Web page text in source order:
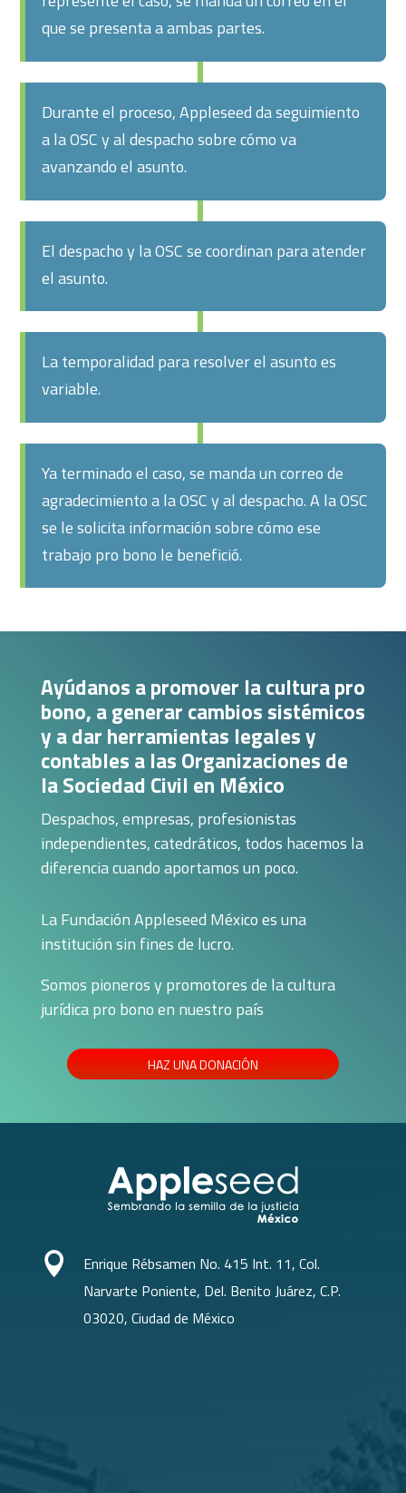
que se presenta a ambas partes.
Durante el proceso, Appleseed da seguimiento
a la OSC y al despacho sobre cómo va
avanzando el asunto.
El despacho y la OSC se coordinan para atender
el asunto.
La temporalidad para resolver el asunto es
variable.
Ya terminado el caso, se manda un correo de
agradecimiento a la OSC y al despacho. A la OSC
se le solicita información sobre cómo ese
trabajo pro bono le benefició.
Ayúdanos a promover la cultura pro
bono, a generar cambios sistémicos
y a dar herramientas legales y
contables a las Organizaciones de
la Sociedad Civil en México
Despachos, empresas, profesionistas
independientes, catedráticos, todos hacemos la
diferencia cuando aportamos un poco.
La Fundación Appleseed México es una
institución sin fines de lucro.
Somos pioneros y promotores de la cultura
jurídica pro bono en nuestro país
HAZ UNA DONACIÓN

Enrique Rébsamen No. 415 Int. 11, Col.
Narvarte Poniente, Del. Benito Juárez, C.P.
03020, Ciudad de México